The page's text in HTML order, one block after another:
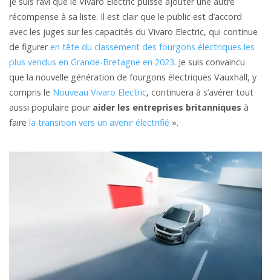
récompense à sa liste. Il est clair que le public est d’accord
avec les juges sur les capacités du Vivaro Electric, qui continue
de figureren tête du classement des fourgons électriques les
plus vendus en Grande-Bretagne en 2023. Je suis convaincu
que la nouvelle génération de fourgons électriques Vauxhall, y
compris le Nouveau Vivaro Electric, continuera à s’avérer tout
aussi populaire pour aider les entreprises britanniques à
faire la transition vers un avenir électrifié ».